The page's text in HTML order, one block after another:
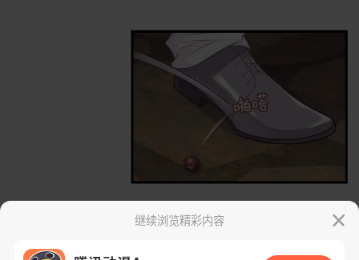
继续浏览精彩内容